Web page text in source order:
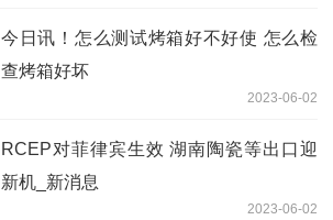
今日讯！怎么测试烤箱好不好使 怎么检
查烤箱好坏
2023-06-02
RCEP对菲律宾生效 湖南陶瓷等出口迎
新机_新消息
2023-06-02